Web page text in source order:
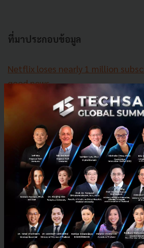
ที่มาประกอบข้อมูล
Netflix loses nearly 1 million
good news
Netflix loses fewer subscribers
says cheaper ad tier is coming in
Netflix Sheds Fewer Than 1M
Exceeding Expectations
Netflix Loses 970K Subscribers,
Gain in Next Quarter
Netflix To Launch Advertising